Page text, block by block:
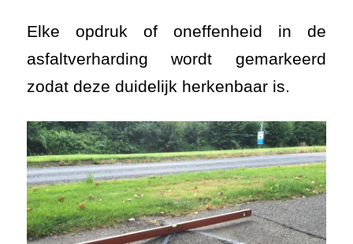
Elke opdruk of oneffenheid in de
asfaltverharding wordt gemarkeerd
zodat deze duidelijk herkenbaar is.